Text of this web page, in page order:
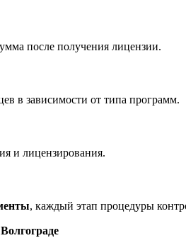
после получения лицензии.
в зависимости от типа программ.
и лицензирования.
, каждый этап процедуры